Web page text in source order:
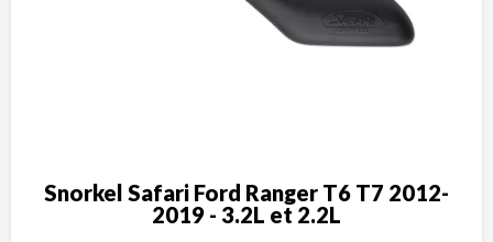
Snorkel Safari Ford Ranger T6 T7 2012-
2019 - 3.2L et 2.2L